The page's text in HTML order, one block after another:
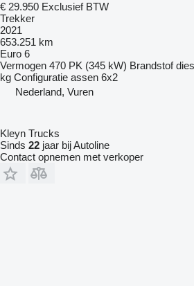
€ 29.950 Exclusief BTW
Trekker
2021
653.251 km
Euro 6
Vermogen 470 PK (345 kW) Brandstof
kg Configuratie assen 6x2
Nederland, Vuren
Kleyn Trucks
Sinds 22 jaar bij Autoline
Contact opnemen met verkoper